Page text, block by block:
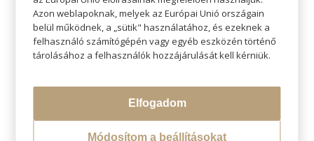
KERESÉS
LEGÚJABB BLOGOK
Átváltoztatjuk Program
Azon weblapoknak, melyek az Európai Unió országain
belül működnek, a „sütik" használatához, és ezeknek a
felhasználó számítógépén vagy egyéb eszközén történő
tárolásához a felhasználók hozzájárulását kell kérniük.
Elfogadom
Módosítom a beállításokat